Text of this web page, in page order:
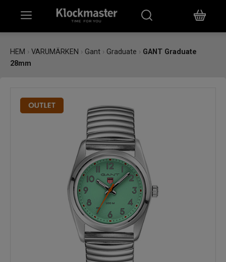
SMYCKEN
PRESENTKORT
HEM › VARUMÄRKEN › Gant › Graduate › GANT Graduate
28mm